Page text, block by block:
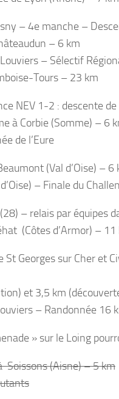
– 4e manche –
– 6 km
– Sélectif
Tours – 23 km
NEV 1-2 : descente
à Corbie (Somme) – 6
de l’Eure
(Val d’Oise) –
– Finale du
– relais par équipes
(Côtes d’Armor) – 11
Georges sur Cher et
et 3,5 km
– Randonnée 16
» sur le Loing
Soissons (Aisne) – 5 km